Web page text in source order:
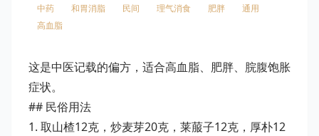
中药 和胃消脂 民间 理气消食 肥胖
通用
高血脂
这是中医记载的偏方，适合高血脂、肥胖、脘腹饱胀
症状。
## 民俗用法
1. 取山楂12克，炒麦芽20克，莱菔子12克，厚朴12